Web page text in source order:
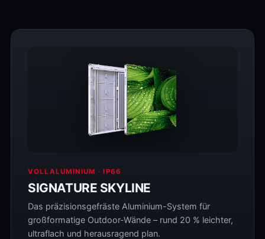
VOLLALUMINIUM · IP66
SIGNATURE SKYLINE
Das präzisionsgefräste Aluminium-System für
großformatige Outdoor-Wände – rund 20 % leichter,
ultraflach und herausragend plan.